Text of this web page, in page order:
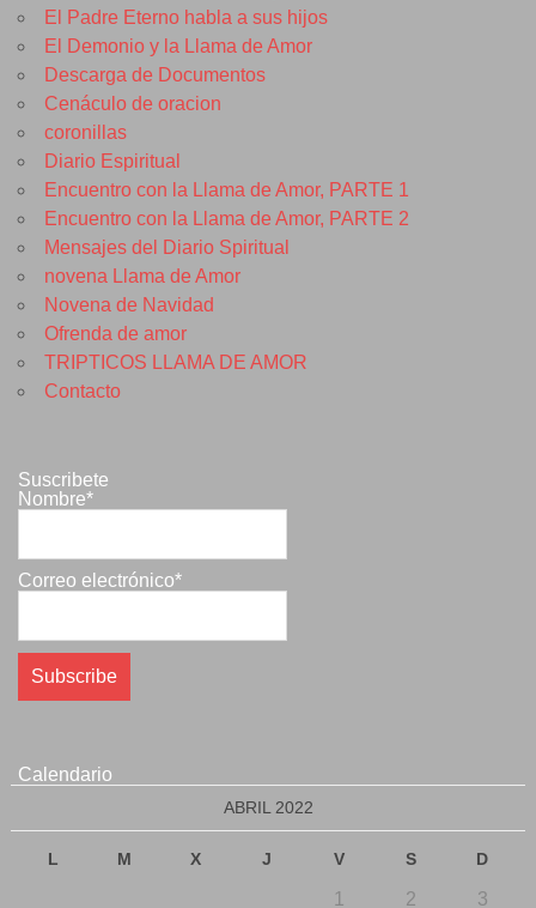
El Padre Eterno habla a sus hijos
El Demonio y la Llama de Amor
Descarga de Documentos
Cenáculo de oracion
coronillas
Diario Espiritual
Encuentro con la Llama de Amor, PARTE 1
Encuentro con la Llama de Amor, PARTE 2
Mensajes del Diario Spiritual
novena Llama de Amor
Novena de Navidad
Ofrenda de amor
TRIPTICOS LLAMA DE AMOR
Contacto
Suscribete
Nombre*
Correo electrónico*
Calendario
ABRIL 2022
L M X J V S D
1 2 3